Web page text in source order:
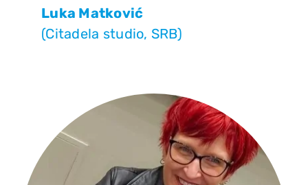
Luka Matković
(Citadela studio, SRB)